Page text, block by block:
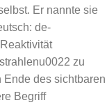
Er nannte sie
de-
zu
Ende des sichtbaren
Begriff